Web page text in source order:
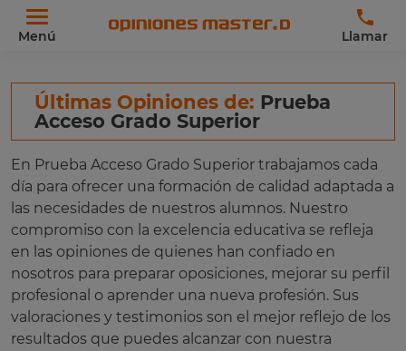
Menú Llamar
Últimas Opiniones de: Prueba
Acceso Grado Superior
En Prueba Acceso Grado Superior trabajamos cada
día para ofrecer una formación de calidad adaptada a
las necesidades de nuestros alumnos. Nuestro
compromiso con la excelencia educativa se refleja
en las opiniones de quienes han confiado en
nosotros para preparar oposiciones, mejorar su perfil
profesional o aprender una nueva profesión. Sus
valoraciones y testimonios son el mejor reflejo de los
resultados que puedes alcanzar con nuestra